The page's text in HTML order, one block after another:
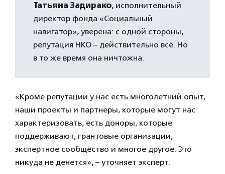
Татьяна Задирако, исполнительный
директор фонда «Социальный
навигатор», уверена: с одной стороны,
репутация НКО – действительно всё. Но
в то же время она ничтожна.
«Кроме репутации у нас есть многолетний опыт,
наши проекты и партнеры, которые могут нас
характеризовать, есть доноры, которые
поддерживают, грантовые организации,
экспертное сообщество и многое другое. Это
никуда не денется», – уточняет эксперт.